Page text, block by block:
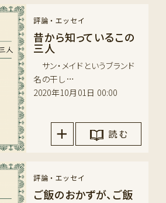
評論・エッセイ
昔から知っているこの
三人
サン・メイドというブランド
名の干し…
2020年10月01日 00:00
読 む
評論・エッセイ
ご飯のおかずが、ご飯